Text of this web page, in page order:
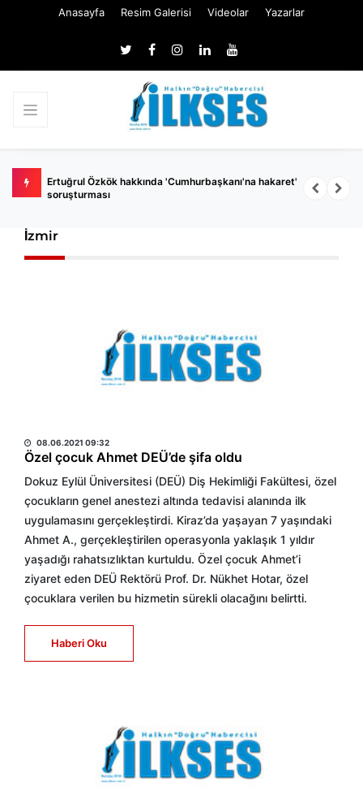
Anasayfa Resim Galerisi Videolar Yazarlar
hakaret'
Çanakkale’de ilaçlama faciası: 9 yaşındaki
İzmir
08.06.2021 09:32
Özel çocuk Ahmet DEÜ’de şifa oldu
Dokuz Eylül Üniversitesi (DEÜ) Diş Hekimliği Fakültesi, özel
çocukların genel anestezi altında tedavisi alanında ilk
uygulamasını gerçekleştirdi. Kiraz’da yaşayan 7 yaşındaki
Ahmet A., gerçekleştirilen operasyonla yaklaşık 1 yıldır
yaşadığı rahatsızlıktan kurtuldu. Özel çocuk Ahmet’i
ziyaret eden DEÜ Rektörü Prof. Dr. Nükhet Hotar, özel
çocuklara verilen bu hizmetin sürekli olacağını belirtti.
Haberi Oku